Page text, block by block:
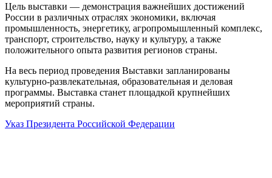
Цель выставки — демонстрация важнейших достижений
России в различных отраслях экономики, включая
промышленность, энергетику, агропромышленный комплекс,
транспорт, строительство, науку и культуру, а также
положительного опыта развития регионов страны.
На весь период проведения Выставки запланированы
культурно-развлекательная, образовательная и деловая
программы. Выставка станет площадкой крупнейших
мероприятий страны.
Указ Президента Российской Федерации